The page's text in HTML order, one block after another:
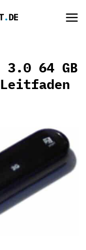
3.0 64 GB